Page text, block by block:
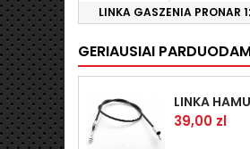
LINKA GASZENIA PRONAR
GERIAUSIAI
Kaina
39,00 zl